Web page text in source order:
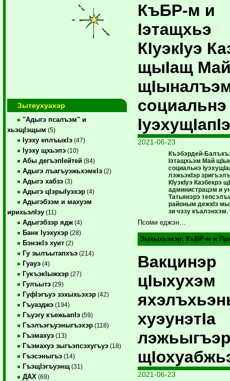
Зытеухуахэр
"Адыгэ псалъэм" и
хьэщIэщым (5)
Iуэху еплъыкIэ (47)
Iуэху щхьэпэ (10)
Абы дегъэпIейтей (84)
Адыгэ лъагъуэжьхэмкIэ (2)
Адыгэ хабзэ (3)
Адыгэ цIэрыIуэхэр (4)
Адыгэбзэм и махуэм
ирихьэлIэу (11)
Адыгэбзэр ядж (4)
Банк Iуэхухэр (28)
БэнэкIэ хуит (2)
Гу зылъытапхъэ (214)
Гуауэ (4)
ГукъэкIыжхэр (27)
Гулъытэ (29)
ГуфIэгъуэ зэхыхьэхэр (42)
Гъуазджэ (194)
Гъуэгу къежьапIэ (59)
Гъэлъэгъуэныгъэхэр (118)
Гъэмахуэ (13)
Гъэмахуэ зыгъэпсэхугъуэ (18)
Гъэсэныгъэ (14)
ГъэщIэгъуэнщ (31)
ДАХ (69)
КъБР-м и
Iэтащхьэ
КIуэкIуэ
щыIащ
социальнэ
2021-06-23
Къэбэрдей-
Iэтащхьэм Май
социальнэ
лэжьэкIэр
КIуэкIуэ Казбекрэ
администрацэм и
Татьянэрэ
районым дежкIэ
зи чэзу къалэнхэм.
Псоми еджэн…
Зыхыхьэхэр: КъБР-м и
Вакцинэр
цIыхухэм
хуэунэтIа
2021-06-23